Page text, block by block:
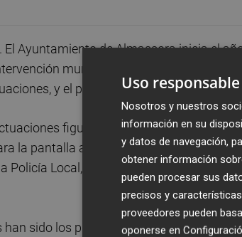
El Ayuntamiento de Almassora inicia el
municipal ha ratificado el
y el pago de 11.781.089,57 euros
figura la construcción de los
la pantalla acústica del Serrallo, la
Policía Local, las obras en la avenida
han sido los protagonistas de las
Uso
Nosotros y nuestros
información en su
y datos de navegación,
obtener información
pueden procesar sus
precisos y
proveedores pueden
oponerse en